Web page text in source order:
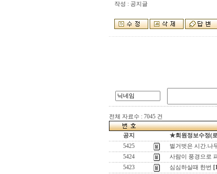
작성 : 공지글
전체 자료수 : 7045 건
공지
★회원정보수정(
5425
벌거벗은 시간.나
5424
사람이 풍경으로
5423
심심하실때 한번